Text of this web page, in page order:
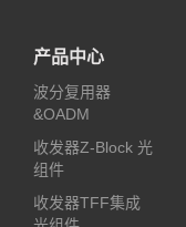
产品中心
波分复用器
&OADM
收发器Z-Block 光
组件
收发器TFF集成